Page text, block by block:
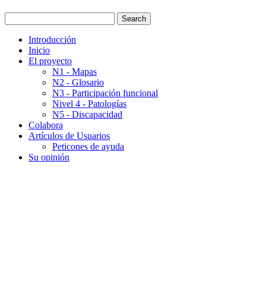
Introducción
Inicio
El proyecto
N1 - Mapas
N2 - Glosario
N3 - Participación funcional
Nivel 4 - Patologías
N5 - Discapacidad
Colabora
Artículos de Usuarios
Peticones de ayuda
Su opinión